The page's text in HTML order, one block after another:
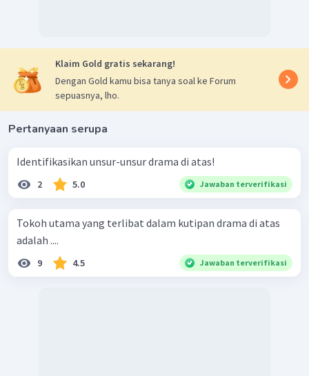
Klaim Gold gratis sekarang!
Dengan Gold kamu bisa tanya soal ke Forum
sepuasnya, lho.
Pertanyaan serupa
Identifikasikan unsur-unsur drama di atas!
2 5.0 Jawaban terverifikasi
Tokoh utama yang terlibat dalam kutipan drama di atas
adalah ....
9 4.5 Jawaban terverifikasi